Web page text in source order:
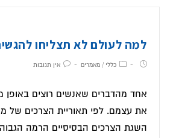
למה לעולם לא תצליחו
כללי /מאמרים אין תגובות
אחד מהדברים שאנשים רוצים באופן
את עצמם. לפי תאוריית הצרכים של
השגת הצרכים הבסיסיים הרמה